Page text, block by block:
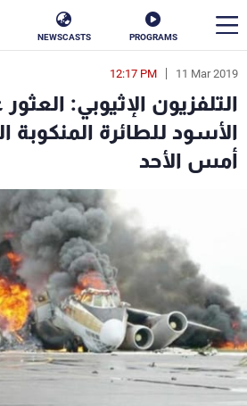
PROGRAMS
NEWSCASTS
11 Mar 2019
12:17 PM
التلفزيون الإثيوبي:
الأسود للطائرة
أمس الأحد
en
الأخبار
سياسة
فن
منوعات
كأس العالم
البرامج
جدول البرامج